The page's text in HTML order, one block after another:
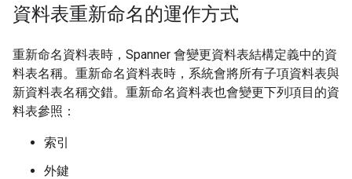
資料表重新命名的運作方式
重新命名資料表時，Spanner 會變更資料表結構定義中的資
料表名稱。重新命名資料表時，系統會將所有子項資料表與
新資料表名稱交錯。重新命名資料表也會變更下列項目的資
料表參照：
索引
外鍵